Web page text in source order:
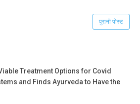
पुरानी पोस्ट
Treatment Options for Covid
and Finds Ayurveda to Have the